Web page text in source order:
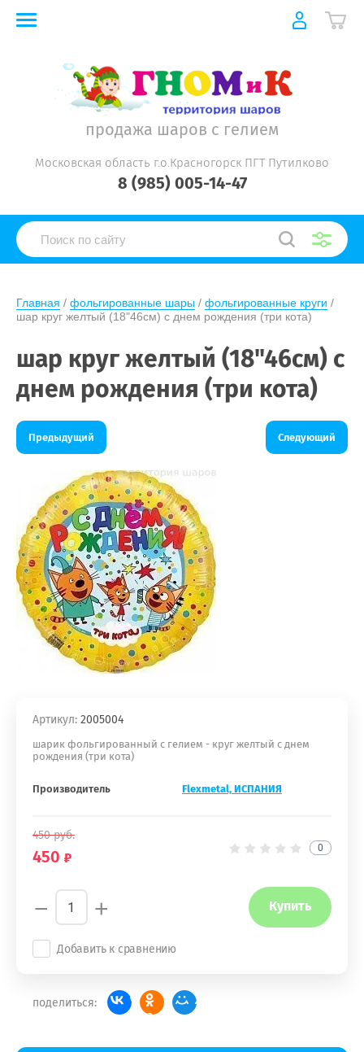
продажа шаров с гелием
Московская область г.о.Красногорск ПГТ Путилково
8 (985) 005-14-47
Главная / фольгированные шары / фольгированные круги /
шар круг желтый (18"46см) с днем рождения (три кота)
шар круг желтый (18"46см) с
днем рождения (три кота)
Предыдущий Следующий
Артикул: 2005004
шарик фольгированный с гелием - круг желтый с днем
рождения (три кота)
Производитель Flexmetal, ИСПАНИЯ
450руб.
450 0
− + Купить
Добавить к сравнению
поделиться: